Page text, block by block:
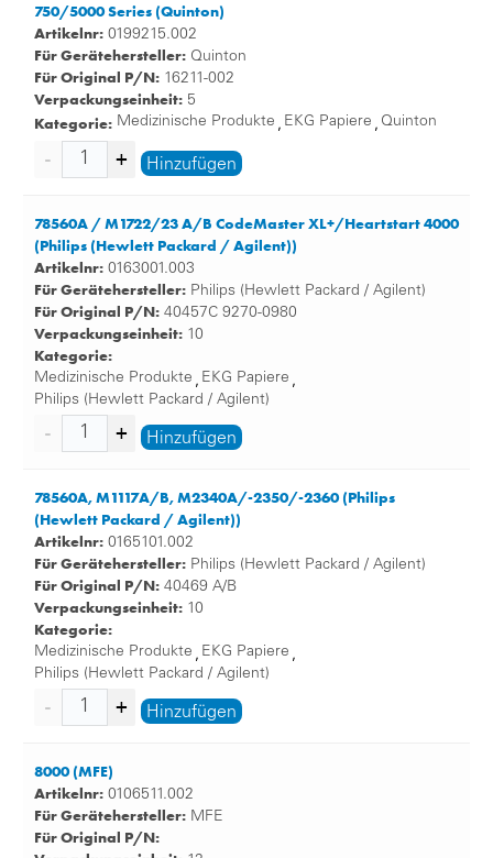
nach Fertigstellung durch die Ärzte interpretiert werden
können:
die T-Welle zeigt die Entspannungsphase der
Herzkammern
der QRS-Komplex zeigt die Kontraktion der
Herzkammern
die P-Welle zeigt die Kontraktion der Vorhöfe
vorgezeichnetes, feines Raster. Ohne weitere Hilfsmittel
(wie Lupen oder anderes medizinisches Zubehör) können
die Ärzte die Kurven erkennen und interpretieren.
Krankheitsverläufe können sicher dokumentiert werden.
Die Untersuchungsmethode ist auch bei mehrfacher
Anwendung völlig schmerzfrei und unschädlich.
EKG Papier im Einsatz
Bei Herzbeschwerden ist das EKG die am häufigsten
durchgeführte Routineuntersuchung. Es liefert
sowie die elektrische Aktivität von Kammern und
Vorhöfen.
Bei der Diagnose verschiedener Herz-Kreislauf-
Erkrankungen und zur Kontrolle von Krankheitsverläufen
ist ein EKG hilfreich.
Üblicherweise wird ein EKG bei folgenden Symptomen
durchgeführt:
Schmerzen und Druckgefühl in der Brust
Veränderungen des Herzrhythmus oder des
Atemnot, Schweissausbrüche und Übelkeit.
Fester Bestandteil der Diagnostik ist das EKG immer
dann, wenn der Verdacht auf eine Herzerkrankung
besteht.
750/5000 Series (Quinton)
Artikelnr: 0199215.002
Für Gerätehersteller: Quinton
Für Original P/N: 16211-002
Verpackungseinheit: 5
Kategorie: Medizinische Produkte , EKG Papiere , Quinton
Hinzufügen
78560A / M1722/23 A/B CodeMaster XL+/Heartstart 4000
(Philips (Hewlett Packard / Agilent))
Artikelnr: 0163001.003
Für Gerätehersteller: Philips (Hewlett Packard / Agilent)
Für Original P/N: 40457C 9270-0980
Verpackungseinheit: 10
Kategorie:
Medizinische Produkte , EKG Papiere ,
Philips (Hewlett Packard / Agilent)
Hinzufügen
78560A, M1117A/B, M2340A/-2350/-2360 (Philips
(Hewlett Packard / Agilent))
Artikelnr: 0165101.002
Für Gerätehersteller: Philips (Hewlett Packard / Agilent)
Für Original P/N: 40469 A/B
Verpackungseinheit: 10
Kategorie:
Medizinische Produkte , EKG Papiere ,
Philips (Hewlett Packard / Agilent)
Hinzufügen
8000 (MFE)
Artikelnr: 0106511.002
Für Gerätehersteller: MFE
Für Original P/N: